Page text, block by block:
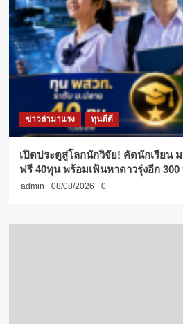
ข่าวล่ามาแรง ทุนดีดี
เปิดประตูสู่โลกนักวิจัย! คัดนักเรียน
ฟรี 40ทุน พร้อมเฟ้นหาดาวรุ่งอีก 300
admin 08/08/2026 0